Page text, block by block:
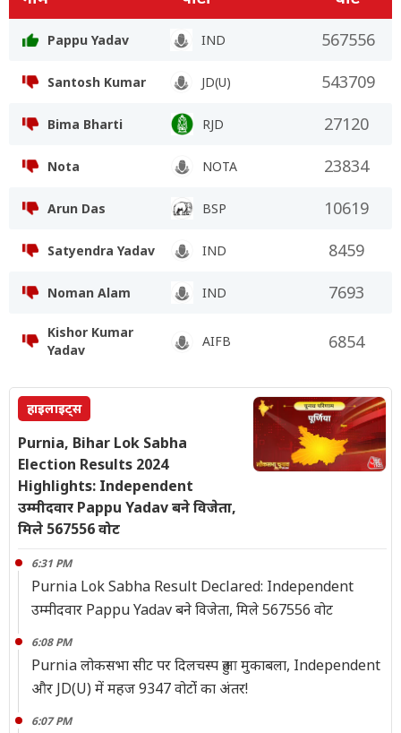
Pappu Yadav IND 567556
Santosh Kumar JD(U) 543709
Bima Bharti RJD 27120
Nota NOTA 23834
Arun Das BSP 10619
Satyendra Yadav IND 8459
Noman Alam IND 7693
Kishor Kumar
Yadav
AIFB 6854
हाइलाइट्स
Purnia, Bihar Lok Sabha
Election Results 2024
Highlights: Independent
उम्मीदवार Pappu Yadav बने विजेता,
मिले 567556 वोट
6:31 PM
Purnia Lok Sabha Result Declared: Independent
उम्मीदवार Pappu Yadav बने विजेता, मिले 567556 वोट
6:08 PM
Purnia लोकसभा सीट पर दिलचस्प हुआ मुकाबला, Independent
और JD(U) में महज 9347 वोटोंं का अंतर!
6:07 PM